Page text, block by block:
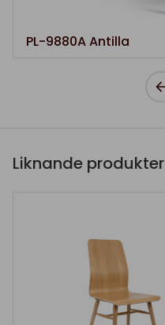
PL-9880A Antilla
Liknande produkter